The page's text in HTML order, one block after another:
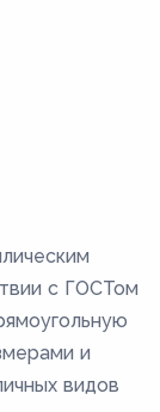
с ГОСТом
и
видов